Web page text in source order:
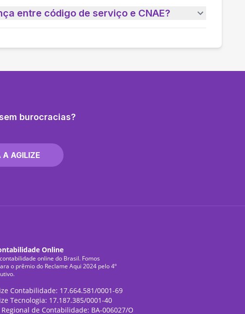
entre código de serviço e CNAE?
burocracias?
A AGILIZE
Online
online do Brasil. Fomos
o prêmio do Reclame Aqui 2024 pelo 4º
Contabilidade: 17.664.581/0001-69
Tecnologia: 17.187.385/0001-40
de Contabilidade: BA-006027/O